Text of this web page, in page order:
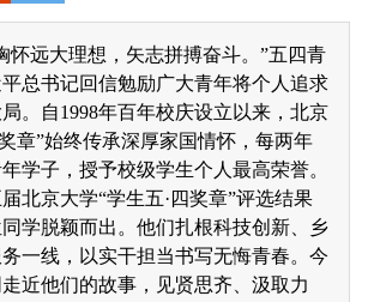
怀远大理想，矢志拼搏奋斗。”五四青
总书记回信勉励广大青年将个人追求
。自1998年百年校庆设立以来，北京
章”始终传承深厚家国情怀，每两年
学子，授予校级学生个人最高荣誉。
北京大学“学生五·四奖章”评选结果
学脱颖而出。他们扎根科技创新、乡
一线，以实干担当书写无悔青春。今
近他们的故事，见贤思齐、汲取力